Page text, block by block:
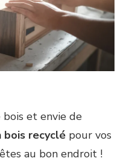
bois et envie de
bois recyclé pour vos
au bon endroit !